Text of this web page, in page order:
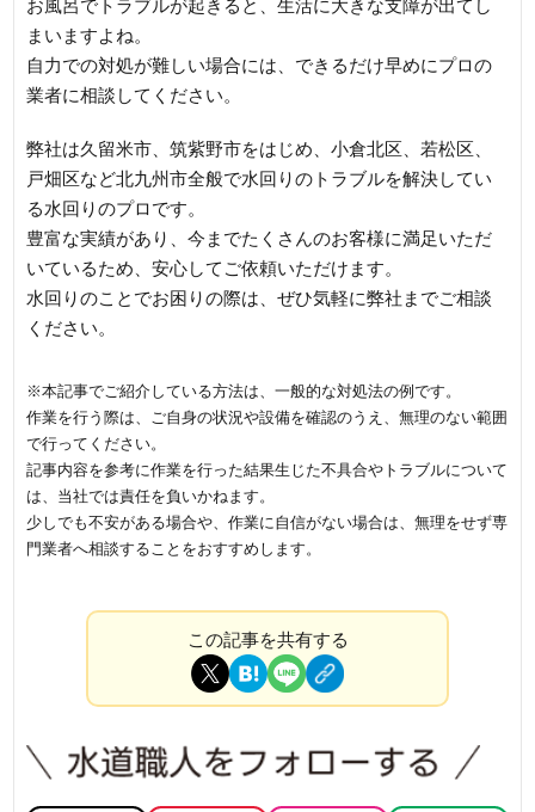
お風呂でトラブルが起きると、生活に大きな支障が出てし
まいますよね。
自力での対処が難しい場合には、できるだけ早めにプロの
業者に相談してください。
弊社は久留米市、筑紫野市をはじめ、小倉北区、若松区、
戸畑区など北九州市全般で水回りのトラブルを解決してい
る水回りのプロです。
豊富な実績があり、今までたくさんのお客様に満足いただ
いているため、安心してご依頼いただけます。
水回りのことでお困りの際は、ぜひ気軽に弊社までご相談
ください。
※本記事でご紹介している方法は、一般的な対処法の例です。
作業を行う際は、ご自身の状況や設備を確認のうえ、無理のない範囲
で行ってください。
記事内容を参考に作業を行った結果生じた不具合やトラブルについて
は、当社では責任を負いかねます。
少しでも不安がある場合や、作業に自信がない場合は、無理をせず専
門業者へ相談することをおすすめします。
この記事を共有する